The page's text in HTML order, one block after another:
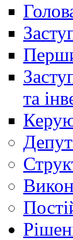
та